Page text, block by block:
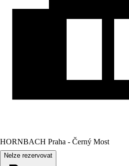
HORNBACH Praha - Černý Most
Nelze rezervovat